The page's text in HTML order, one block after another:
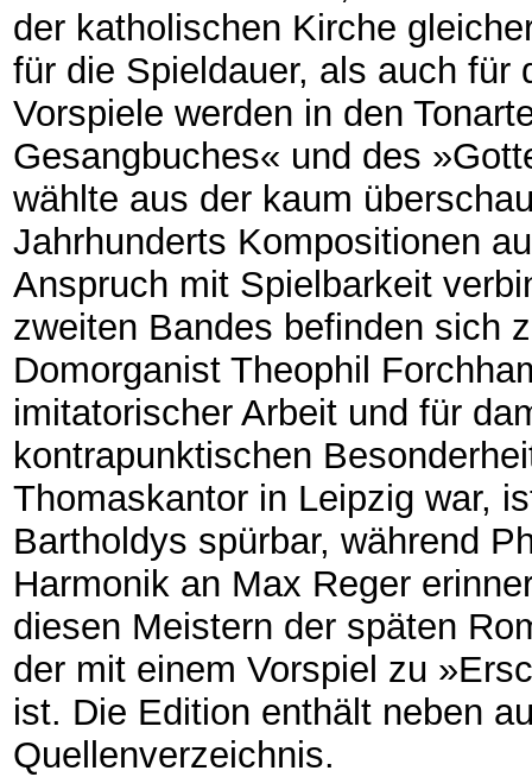
der katholischen Kirche
für die Spieldauer, als auch für
Vorspiele werden in den
Gesangbuches« und des
wählte aus der kaum
Jahrhunderts Kompositionen
Anspruch mit Spielbarkeit
zweiten Bandes befinden sich
Domorganist Theophil
imitatorischer Arbeit und für
kontrapunktischen
Thomaskantor in Leipzig war,
Bartholdys spürbar, während
Harmonik an Max Reger
diesen Meistern der späten
der mit einem Vorspiel zu
ist. Die Edition enthält neben
Quellenverzeichnis.